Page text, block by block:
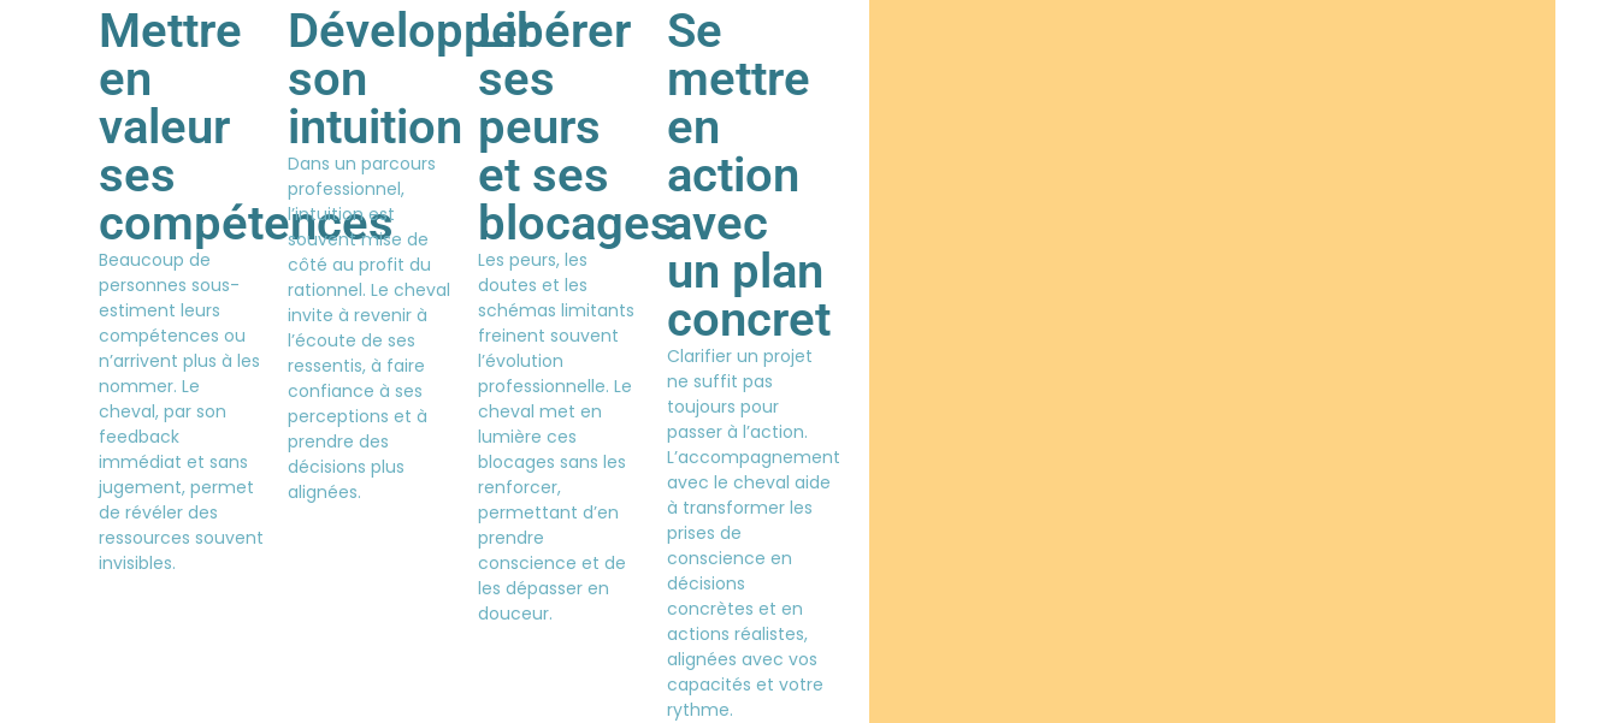
Mettre
en
valeur
ses
compétences
Beaucoup de
personnes sous-
estiment leurs
compétences ou
n’arrivent plus à les
nommer. Le
cheval, par son
feedback
immédiat et sans
jugement, permet
de révéler des
ressources souvent
invisibles.
Développer
son
intuition
Dans un parcours
professionnel,
l’intuition est
souvent mise de
côté au profit du
rationnel. Le cheval
invite à revenir à
l’écoute de ses
ressentis, à faire
confiance à ses
perceptions et à
prendre des
décisions plus
alignées.
Libérer
ses
peurs
et ses
blocages
Les peurs, les
doutes et les
schémas limitants
freinent souvent
l’évolution
professionnelle. Le
cheval met en
lumière ces
blocages sans les
renforcer,
permettant d’en
prendre
conscience et de
les dépasser en
douceur.
Se
mettre
en
action
avec
un plan
concret
Clarifier un projet
ne suffit pas
toujours pour
passer à l’action.
L’accompagnement
avec le cheval aide
à transformer les
prises de
conscience en
décisions
concrètes et en
actions réalistes,
alignées avec vos
capacités et votre
rythme.